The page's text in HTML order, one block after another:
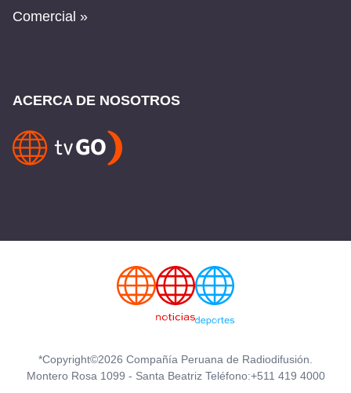
Comercial »
ACERCA DE NOSOTROS
*Copyright©2026 Compañía Peruana de Radiodifusión.
Montero Rosa 1099 - Santa Beatriz Teléfono:+511 419 4000